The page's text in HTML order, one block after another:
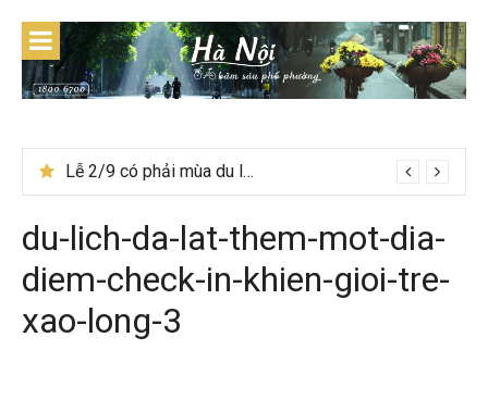
content
Lễ 2/9 có phải mùa du lịch Hà Giang đẹp không?
du-lich-da-lat-them-mot-dia-
diem-check-in-khien-gioi-tre-
xao-long-3